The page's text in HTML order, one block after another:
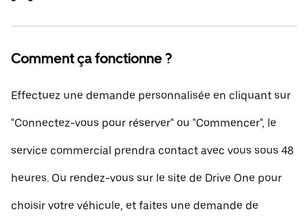
Comment ça fonctionne ?
Effectuez une demande personnalisée en cliquant sur
"Connectez-vous pour réserver" ou "Commencer", le
service commercial prendra contact avec vous sous 48
heures. Ou rendez-vous sur le site de Drive One pour
choisir votre véhicule, et faites une demande de